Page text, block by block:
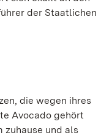
der Staatlichen
die wegen ihres
Avocado gehört
zuhause und als